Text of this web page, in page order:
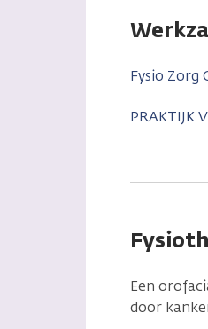
Fysio Zorg
PRAKTIJK
Een
door